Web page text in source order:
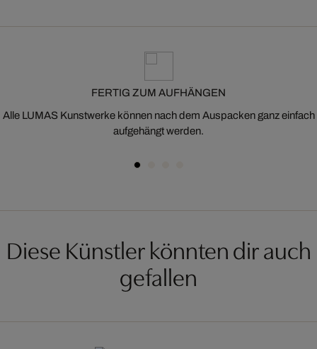
FERTIG ZUM AUFHÄNGEN
Alle LUMAS Kunstwerke können nach dem Auspacken ganz einfach
aufgehängt werden.
Diese Künstler könnten dir auch
gefallen